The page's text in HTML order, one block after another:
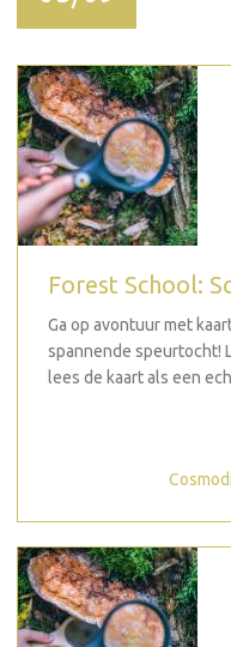
Forest School:
Ga op avontuur met
spannende speurtocht!
lees de kaart als een